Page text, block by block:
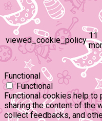
viewed_cookie_policy 11
Functional
Functional
Functional cookies help
sharing the content of the
collect feedbacks, and